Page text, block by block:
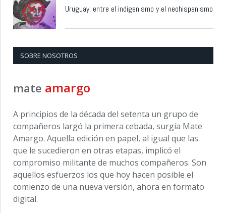
Uruguay, entre el indigenismo y el neohispanismo
SOBRE NOSOTROS
mate amargo
A principios de la década del setenta un grupo de
compañeros largó la primera cebada, surgía Mate
Amargo. Aquella edición en papel, al igual que las
que le sucedieron en otras etapas, implicó el
compromiso militante de muchos compañeros. Son
aquellos esfuerzos los que hoy hacen posible el
comienzo de una nueva versión, ahora en formato
digital.